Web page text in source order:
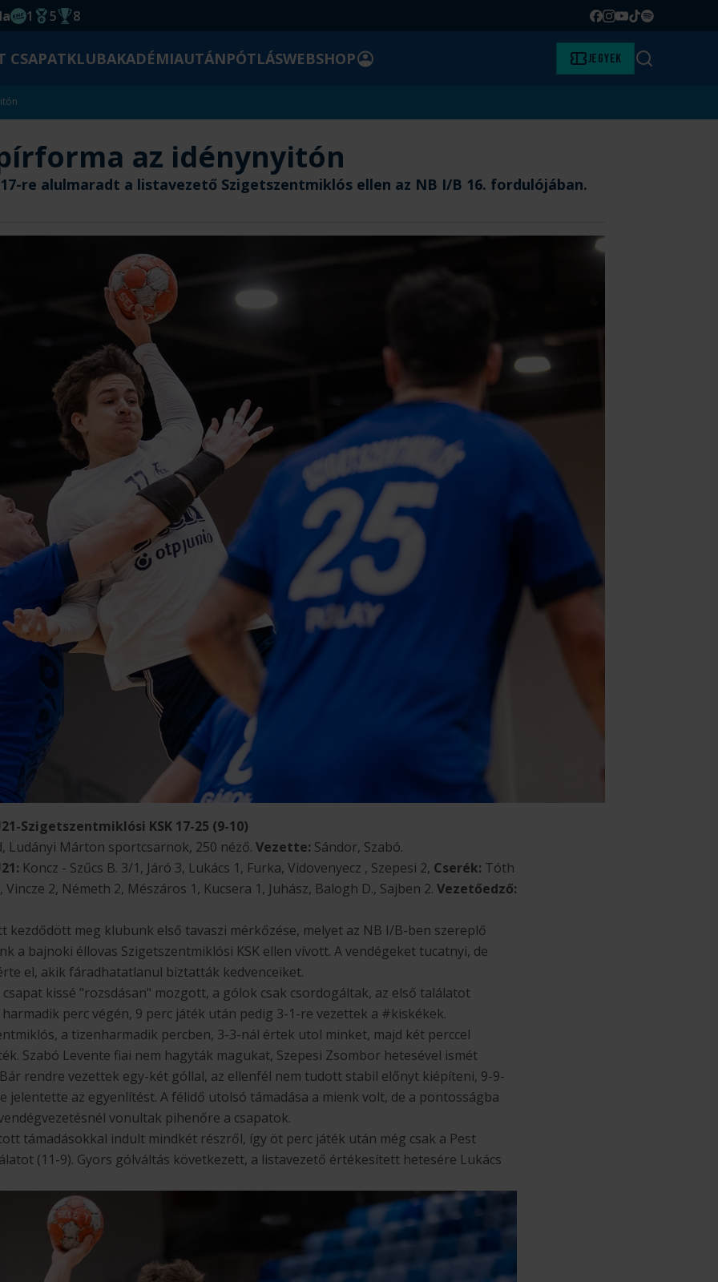
EHF kupagyőzelem 2014
1
Magyar Bajnoki cím
5
Magyar-Kupa győzelem
8 Facebook
Instagram
YouTube
TikTok
Spotify
CSAPATKLUBAKADÉMIAUTÁNPÓTLÁSWEBSHOPBELÉPÉS Jegyek Keresés
az idénynyitón
re alulmaradt a listavezető Szigetszentmiklós ellen az NB I/B 16. fordulójában.
Szigetszentmiklósi KSK 17-25 (9-10)
Ludányi Márton sportcsarnok, 250 néző. Vezette: Sándor, Szabó.
Koncz - Szűcs B. 3/1, Járó 3, Lukács 1, Furka, Vidovenyecz , Szepesi 2, Cserék: Tóth
2, Németh 2, Mészáros 1, Kucsera 1, Juhász, Balogh D., Sajben 2. Vezetőedző:
kezdődött meg klubunk első tavaszi mérkőzése, melyet az NB I/B-ben szereplő
a bajnoki éllovas Szigetszentmiklósi KSK ellen vívott. A vendégeket tucatnyi, de
el, akik fáradhatatlanul biztatták kedvenceiket.
kissé "rozsdásan" mozgott, a gólok csak csordogáltak, az első találatot
perc végén, 9 perc játék után pedig 3-1-re vezettek a #kiskékek.
a tizenharmadik percben, 3-3-nál értek utol minket, majd két perccel
Szabó Levente fiai nem hagyták magukat, Szepesi Zsombor hetesével ismét
rendre vezettek egy-két góllal, az ellenfél nem tudott stabil előnyt kiépíteni, 9-9-
jelentette az egyenlítést. A félidő utolsó támadása a mienk volt, de a pontosságba
vonultak pihenőre a csapatok.
támadásokkal indult mindkét részről, így öt perc játék után még csak a Pest
(11-9). Gyors gólváltás következett, a listavezető értékesített hetesére Lukács